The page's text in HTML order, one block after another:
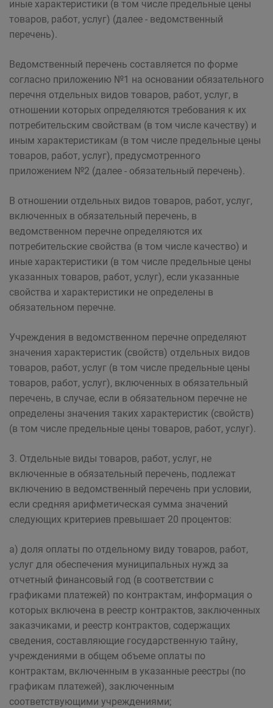
иные характеристики (в том числе предельные цены
товаров, работ, услуг) (далее - ведомственный
перечень).
Ведомственный перечень составляется по форме
согласно приложению №1 на основании обязательного
перечня отдельных видов товаров, работ, услуг, в
отношении которых определяются требования к их
потребительским свойствам (в том числе качеству) и
иным характеристикам (в том числе предельные цены
товаров, работ, услуг), предусмотренного
приложением №2 (далее - обязательный перечень).
В отношении отдельных видов товаров, работ, услуг,
включенных в обязательный перечень, в
ведомственном перечне определяются их
потребительские свойства (в том числе качество) и
иные характеристики (в том числе предельные цены
указанных товаров, работ, услуг), если указанные
свойства и характеристики не определены в
обязательном перечне.
Учреждения в ведомственном перечне определяют
значения характеристик (свойств) отдельных видов
товаров, работ, услуг (в том числе предельные цены
товаров, работ, услуг), включенных в обязательный
перечень, в случае, если в обязательном перечне не
определены значения таких характеристик (свойств)
(в том числе предельные цены товаров, работ, услуг).
3. Отдельные виды товаров, работ, услуг, не
включенные в обязательный перечень, подлежат
включению в ведомственный перечень при условии,
если средняя арифметическая сумма значений
следующих критериев превышает 20 процентов:
а) доля оплаты по отдельному виду товаров, работ,
услуг для обеспечения муниципальных нужд за
отчетный финансовый год (в соответствии с
графиками платежей) по контрактам, информация о
которых включена в реестр контрактов, заключенных
заказчиками, и реестр контрактов, содержащих
сведения, составляющие государственную тайну,
учреждениями в общем объеме оплаты по
контрактам, включенным в указанные реестры (по
графикам платежей), заключенным
соответствующими учреждениями;